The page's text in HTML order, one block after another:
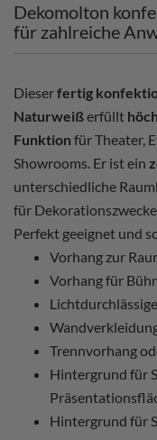
Dekomolton
für zahlreiche
Dieserfertig
Naturweißerfüllt
Funktion für Theater,
Showrooms. Er ist ein
unterschiedliche
für
Perfekt geeignet und
Vorhang zur
Vorhang für
Trennvorhang
Hintergrund für
Hintergrund für